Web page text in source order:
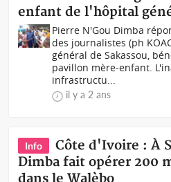
enfant de l'hôpital
Pierre N'Gou Dimba
des journalistes (ph
général de Sakassou,
pavillon mère-enfant.
infrastructu...
il y a 2 ans
Info
Côte d'Ivoire : À
Dimba fait opérer 200